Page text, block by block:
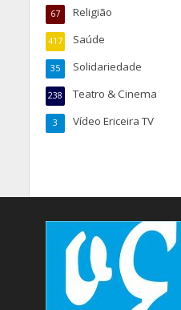
Religião
67
Saúde
417
Solidariedade
35
Teatro & Cinema
238
Vídeo Ericeira TV
3